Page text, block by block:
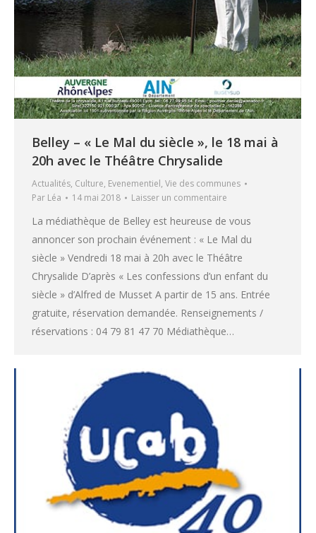
Belley – « Le Mal du siècle », le 18 mai à
20h avec le Théâtre Chrysalide
Actualités, Culture, Evenementiel, Vie des communes
Par Léa 14 mai 2018 Laisser un commentaire
La médiathèque de Belley est heureuse de vous
annoncer son prochain événement : « Le Mal du
siècle » Vendredi 18 mai à 20h avec le Théâtre
Chrysalide D’après « Les confessions d’un enfant du
siècle » d’Alfred de Musset A partir de 15 ans. Entrée
gratuite, réservation demandée. Renseignements /
réservations : 04 79 81 47 70 Médiathèque…